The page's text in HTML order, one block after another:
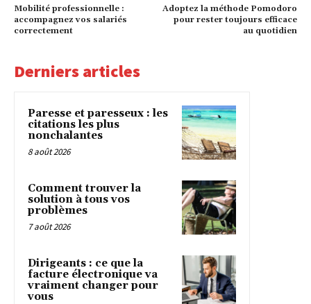
Mobilité professionnelle :
accompagnez vos salariés
correctement
Adoptez la méthode Pomodoro
pour rester toujours efficace
au quotidien
Derniers articles
Paresse et paresseux : les
citations les plus
nonchalantes
8 août 2026
Comment trouver la
solution à tous vos
problèmes
7 août 2026
Dirigeants : ce que la
facture électronique va
vraiment changer pour
vous